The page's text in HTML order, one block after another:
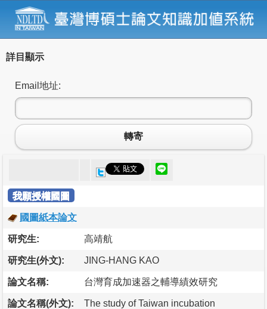
詳目顯示
Email地址:
轉寄
我願授權國圖
國圖紙本論文
研究生: 高靖航
研究生(外文): JING-HANG KAO
論文名稱: 台灣育成加速器之輔導績效研究
論文名稱(外文):
The study of Taiwan incubation